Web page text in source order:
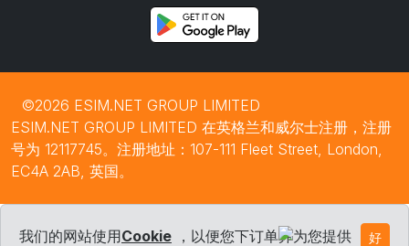
©2026 ESIM.NET GROUP LIMITED
ESIM.NET GROUP LIMITED 在英格兰和威尔士注册，注册
号为 12117745。注册地址：107-111 Fleet Street, London,
EC4A 2AB, 英国。
我们的网站使用Cookie ，以便您下订单并为您提供 好